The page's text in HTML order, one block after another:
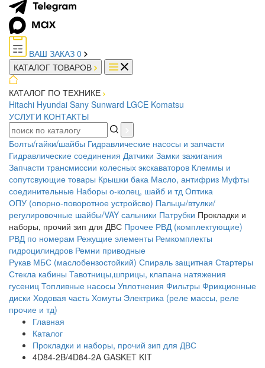
ВАШ ЗАКАЗ 0
КАТАЛОГ ТОВАРОВ
КАТАЛОГ ПО ТЕХНИКЕ
Hitachi Hyundai Sany Sunward LGCE Komatsu
УСЛУГИ КОНТАКТЫ
Болты/гайки/шайбы Гидравлические насосы и запчасти
Гидравлические соединения Датчики Замки зажигания
Запчасти трансмиссии колесных экскаваторов Клеммы и
сопутсвующие товары Крышки бака Масло, антифриз Муфты
соединительные Наборы о-колец, шайб и тд Оптика
ОПУ (опорно-поворотное устройсво) Пальцы/втулки/
регулировочные шайбы/VAY сальники Патрубки Прокладки и
наборы, прочий зип для ДВС Прочее РВД (комплектующие)
РВД по номерам Режущие элементы Ремкомплекты
гидроцилиндров Ремни приводные
Рукав МБС (маслобензостойкий) Спираль защитная Стартеры
Стекла кабины Тавотницы,шприцы, клапана натяжения
гусениц Топливные насосы Уплотнения Фильтры Фрикционные
диски Ходовая часть Хомуты Электрика (реле массы, реле
прочие и тд)
Главная
Каталог
Прокладки и наборы, прочий зип для ДВС
4D84-2B/4D84-2A GASKET KIT